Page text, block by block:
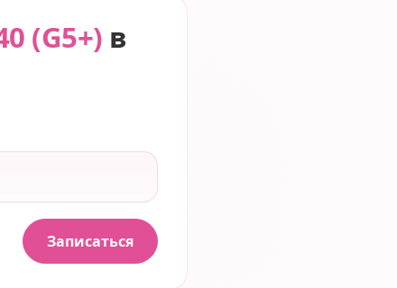
(G5+) в
Записаться